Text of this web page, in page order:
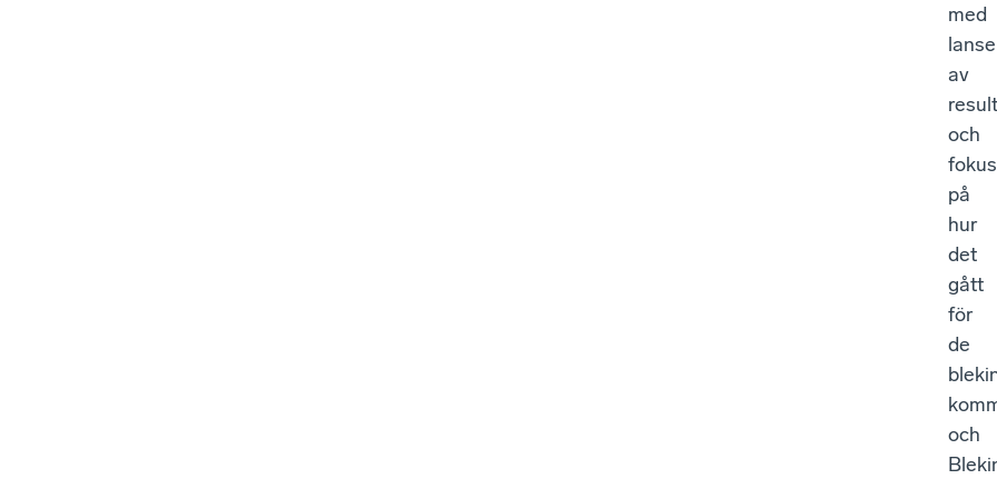
med
av
och
fokus
på
hur
det
gått
för
de
och